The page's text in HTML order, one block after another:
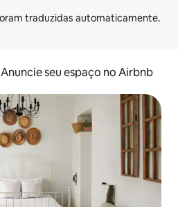
Anuncie seu espaço no Airbnb